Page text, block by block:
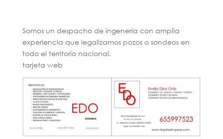
Somos un despacho de ingenería con amplia
experiencia que legalizamos pozos o sondeos en
todo el territorio nacional.
tarjeta web